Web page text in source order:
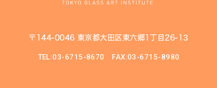
〒144-0046 東京都大田区東六郷1丁目26-13
TEL:03-6715-8670 FAX:03-6715-8980